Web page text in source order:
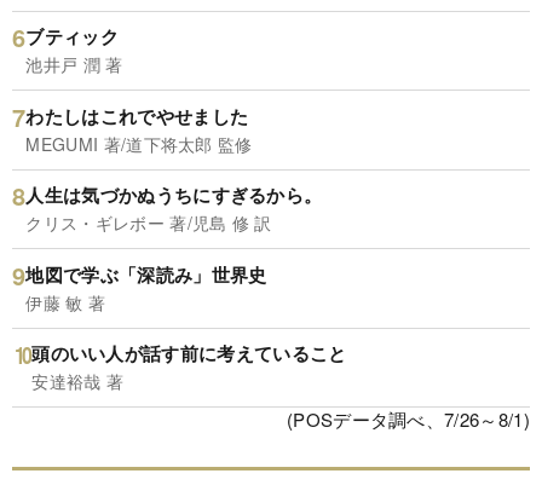
ブティック
池井戸 潤 著
わたしはこれでやせました
MEGUMI 著/道下将太郎 監修
人生は気づかぬうちにすぎるから。
クリス・ギレボー 著/児島 修 訳
地図で学ぶ「深読み」世界史
伊藤 敏 著
頭のいい人が話す前に考えていること
安達裕哉 著
(POSデータ調べ、7/26～8/1)